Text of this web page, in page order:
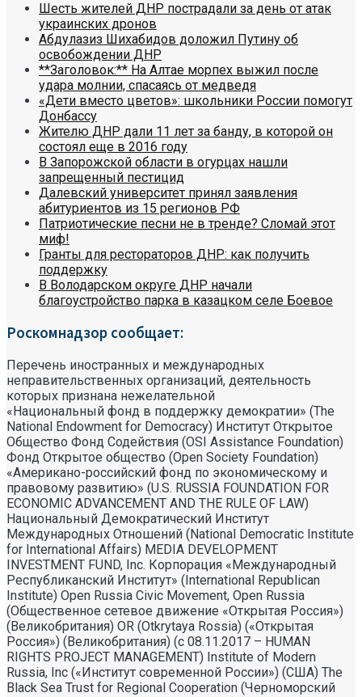
Шесть жителей ДНР пострадали за день от атак
украинских дронов
Абдулазиз Шихабидов доложил Путину об
освобождении ДНР
**Заголовок:** На Алтае морпех выжил после
удара молнии, спасаясь от медведя
«Дети вместо цветов»: школьники России помогут
Донбассу
Жителю ДНР дали 11 лет за банду, в которой он
состоял еще в 2016 году
В Запорожской области в огурцах нашли
запрещенный пестицид
Далевский университет принял заявления
абитуриентов из 15 регионов РФ
Патриотические песни не в тренде? Сломай этот
миф!
Гранты для рестораторов ДНР: как получить
поддержку
В Володарском округе ДНР начали
благоустройство парка в казацком селе Боевое
Роскомнадзор сообщает:
Перечень иностранных и международных
неправительственных организаций, деятельность
которых признана нежелательной
«Национальный фонд в поддержку демократии» (The
National Endowment for Democracy) Институт Открытое
Общество Фонд Содействия (OSI Assistance Foundation)
Фонд Открытое общество (Open Society Foundation)
«Американо-российский фонд по экономическому и
правовому развитию» (U.S. RUSSIA FOUNDATION FOR
ECONOMIC ADVANCEMENT AND THE RULE OF LAW)
Национальный Демократический Институт
Международных Отношений (National Democratic Institute
for International Affairs) MEDIA DEVELOPMENT
INVESTMENT FUND, Inc. Корпорация «Международный
Республиканский Институт» (International Republican
Institute) Open Russia Civic Movement, Open Russia
(Общественное сетевое движение «Открытая Россия»)
(Великобритания) OR (Otkrytaya Rossia) («Открытая
Россия») (Великобритания) (с 08.11.2017 – HUMAN
RIGHTS PROJECT MANAGEMENT) Institute of Modern
Russia, Inc («Институт современной России») (США) The
Black Sea Trust for Regional Cooperation (Черноморский